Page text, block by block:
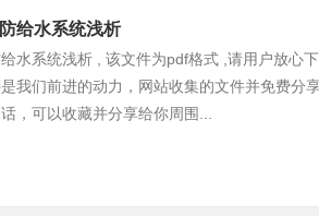
给水系统浅析
水系统浅析 , 该文件为pdf格式 ,请用户放心
我们前进的动力，网站收集的文件并免费分
，可以收藏并分享给你周围...